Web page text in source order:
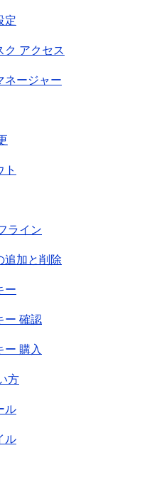
定
ク アクセス
ネージャー
ト
ライン
追加と削除
ー
ー 確認
ー 購入
方
ル
ル